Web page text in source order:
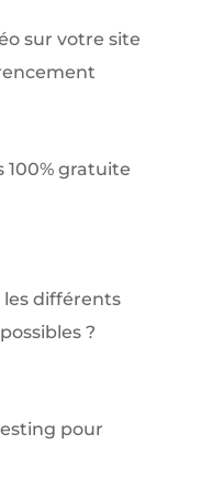
sur votre site
100% gratuite
les différents
?
pour